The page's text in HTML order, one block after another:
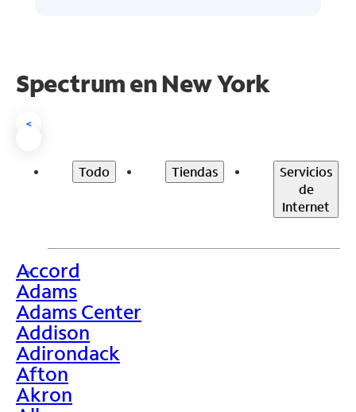
Spectrum en New York
<
Todo Tiendas
Servicios
de
Internet
>
Accord
Adams
Adams Center
Addison
Adirondack
Afton
Akron